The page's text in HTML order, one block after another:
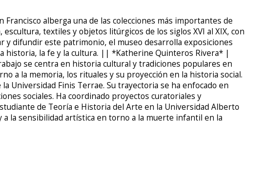
alberga una de las colecciones más importantes de
textiles y objetos litúrgicos de los siglos XVI al XIX, con
y difundir este patrimonio, el museo desarrolla exposiciones
historia, la fe y la cultura. || *Katherine Quinteros Rivera* |
se centra en historia cultural y tradiciones populares en
a la memoria, los rituales y su proyección en la historia social.
Universidad Finis Terrae. Su trayectoria se ha enfocado en
sociales. Ha coordinado proyectos curatoriales y
de Teoría e Historia del Arte en la Universidad Alberto
la sensibilidad artística en torno a la muerte infantil en la